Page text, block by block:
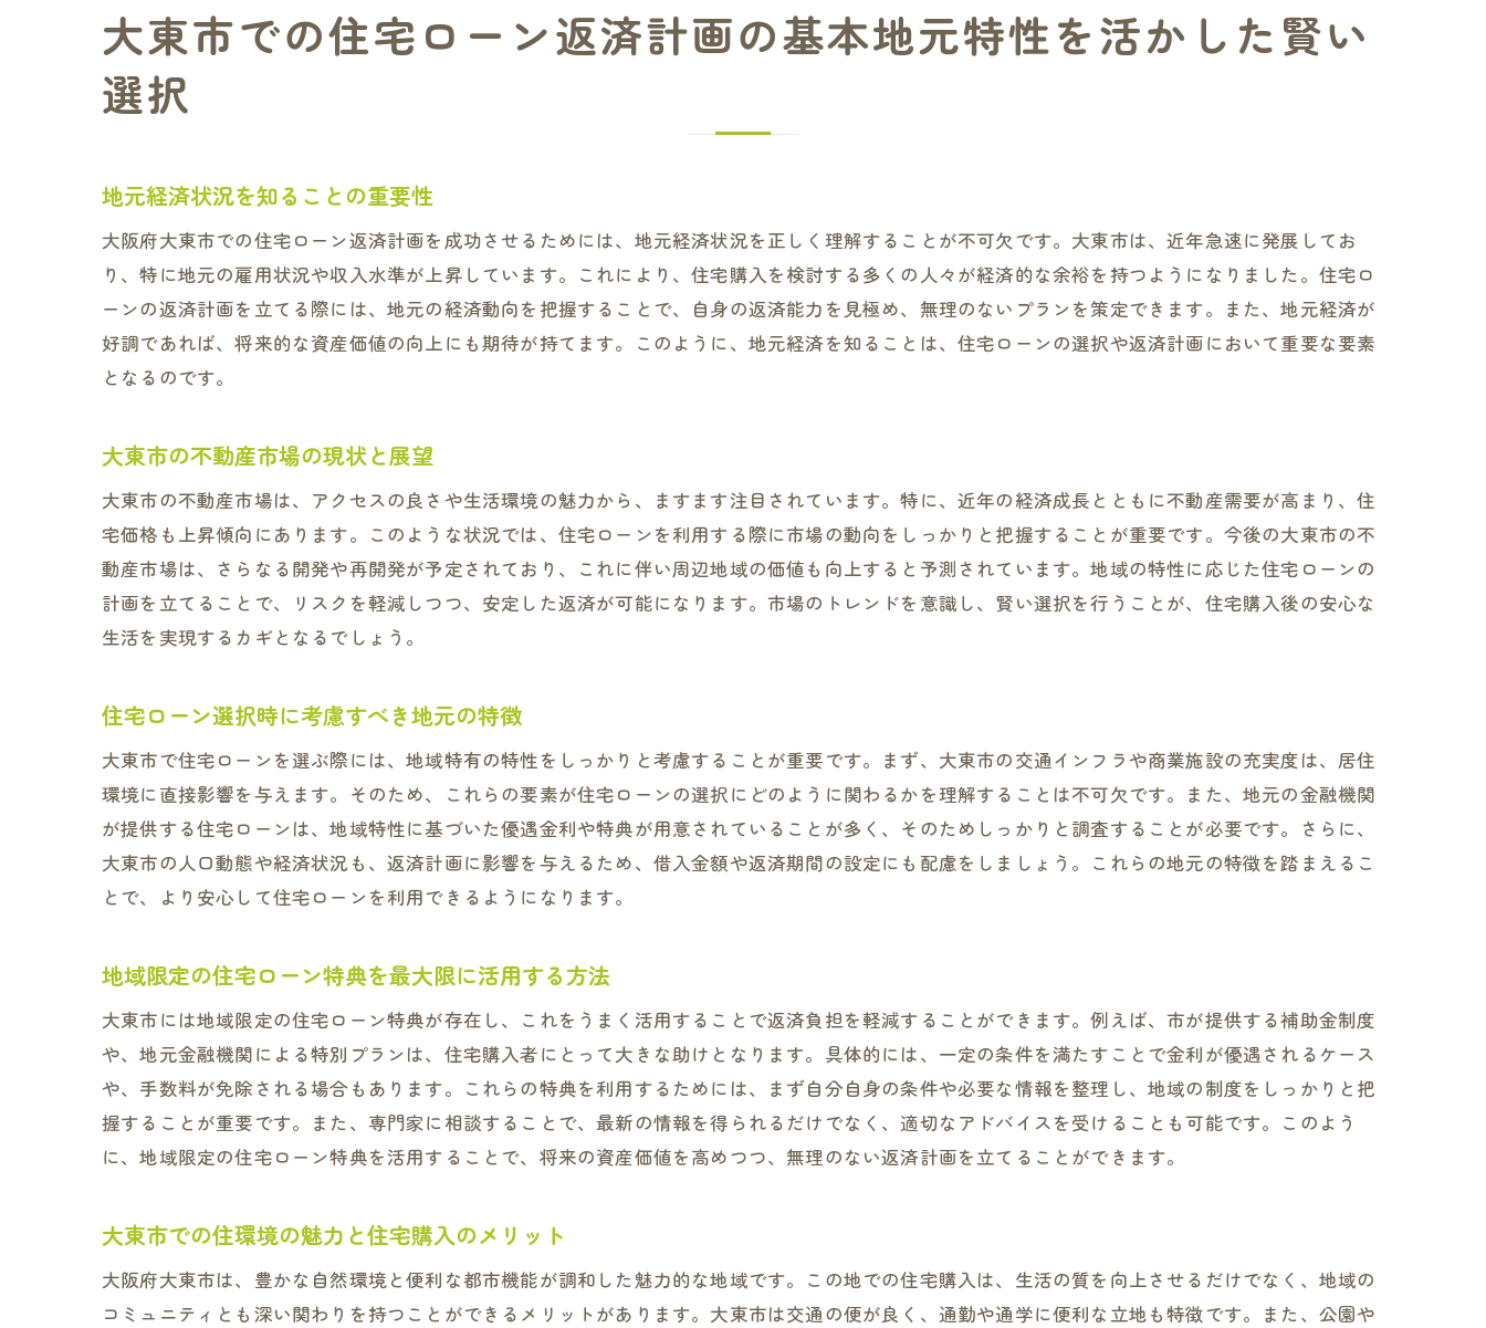
地元の専門家から学ぶ賢いローン選択術
安心して未来を築くための大東市の住宅ローン返済戦略
返済シミュレーションで見える未来
大東市の経済動向に基づく返済戦略
家族のニーズとライフスタイルに合った返済方法
住宅ローン返済を成功させるための大阪府大東市の地域特性
地元の金融制度を理解する
大東市特有の気候や環境が返済計画に与える影響
地元のコミュニティ支援を活用した返済の工夫
大東市での住宅ローン返済をスムーズにするための3つの秘訣
早期完済を目指すための予算管理
金融機関との信頼関係の構築
大東市の交通利便性を活かした生活設計
返済中の資産増加を目指す投資戦略
大東市の補助金制度を活用した住宅ローン返済計画の立て方
補助金制度の種類と申請方法
補助金と税制優遇を組み合わせた節約術
補助金制度の改定情報を常に把握する
他の自治体と比較した大東市の制度の特長
過去の補助金活用事例から学ぶ成功事例
住宅ローン返済における大東市の金融機関の選び方とそのポイント
金融機関の種類と提供するサービスの比較
金融機関選びで重視すべき条件
融資審査を通過するためのポイント
大東市での住宅ローン返済計画の基本地元特性を活かした賢い
選択
地元経済状況を知ることの重要性
大阪府大東市での住宅ローン返済計画を成功させるためには、地元経済状況を正しく理解することが不可欠です。大東市は、近年急速に発展してお
り、特に地元の雇用状況や収入水準が上昇しています。これにより、住宅購入を検討する多くの人々が経済的な余裕を持つようになりました。住宅ロ
ーンの返済計画を立てる際には、地元の経済動向を把握することで、自身の返済能力を見極め、無理のないプランを策定できます。また、地元経済が
好調であれば、将来的な資産価値の向上にも期待が持てます。このように、地元経済を知ることは、住宅ローンの選択や返済計画において重要な要素
となるのです。
大東市の不動産市場の現状と展望
大東市の不動産市場は、アクセスの良さや生活環境の魅力から、ますます注目されています。特に、近年の経済成長とともに不動産需要が高まり、住
宅価格も上昇傾向にあります。このような状況では、住宅ローンを利用する際に市場の動向をしっかりと把握することが重要です。今後の大東市の不
動産市場は、さらなる開発や再開発が予定されており、これに伴い周辺地域の価値も向上すると予測されています。地域の特性に応じた住宅ローンの
計画を立てることで、リスクを軽減しつつ、安定した返済が可能になります。市場のトレンドを意識し、賢い選択を行うことが、住宅購入後の安心な
生活を実現するカギとなるでしょう。
住宅ローン選択時に考慮すべき地元の特徴
大東市で住宅ローンを選ぶ際には、地域特有の特性をしっかりと考慮することが重要です。まず、大東市の交通インフラや商業施設の充実度は、居住
環境に直接影響を与えます。そのため、これらの要素が住宅ローンの選択にどのように関わるかを理解することは不可欠です。また、地元の金融機関
が提供する住宅ローンは、地域特性に基づいた優遇金利や特典が用意されていることが多く、そのためしっかりと調査することが必要です。さらに、
大東市の人口動態や経済状況も、返済計画に影響を与えるため、借入金額や返済期間の設定にも配慮をしましょう。これらの地元の特徴を踏まえるこ
とで、より安心して住宅ローンを利用できるようになります。
地域限定の住宅ローン特典を最大限に活用する方法
大東市には地域限定の住宅ローン特典が存在し、これをうまく活用することで返済負担を軽減することができます。例えば、市が提供する補助金制度
や、地元金融機関による特別プランは、住宅購入者にとって大きな助けとなります。具体的には、一定の条件を満たすことで金利が優遇されるケース
や、手数料が免除される場合もあります。これらの特典を利用するためには、まず自分自身の条件や必要な情報を整理し、地域の制度をしっかりと把
握することが重要です。また、専門家に相談することで、最新の情報を得られるだけでなく、適切なアドバイスを受けることも可能です。このよう
に、地域限定の住宅ローン特典を活用することで、将来の資産価値を高めつつ、無理のない返済計画を立てることができます。
大東市での住環境の魅力と住宅購入のメリット
大阪府大東市は、豊かな自然環境と便利な都市機能が調和した魅力的な地域です。この地での住宅購入は、生活の質を向上させるだけでなく、地域の
コミュニティとも深い関わりを持つことができるメリットがあります。大東市は交通の便が良く、通勤や通学に便利な立地も特徴です。また、公園や